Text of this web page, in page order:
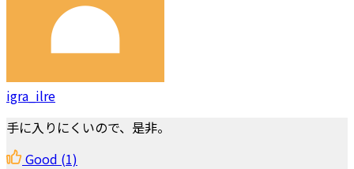
igra_ilre
手に入りにくいので、是非。
Good (1)